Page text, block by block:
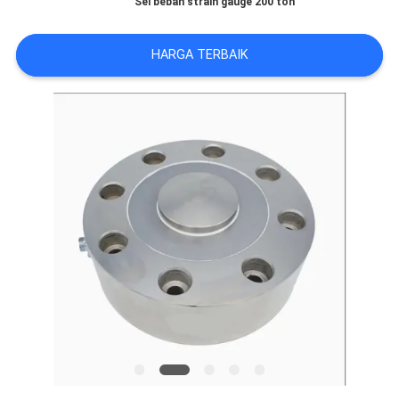
KEBIJAKAN
PRIVASI
HARGA TERBAIK